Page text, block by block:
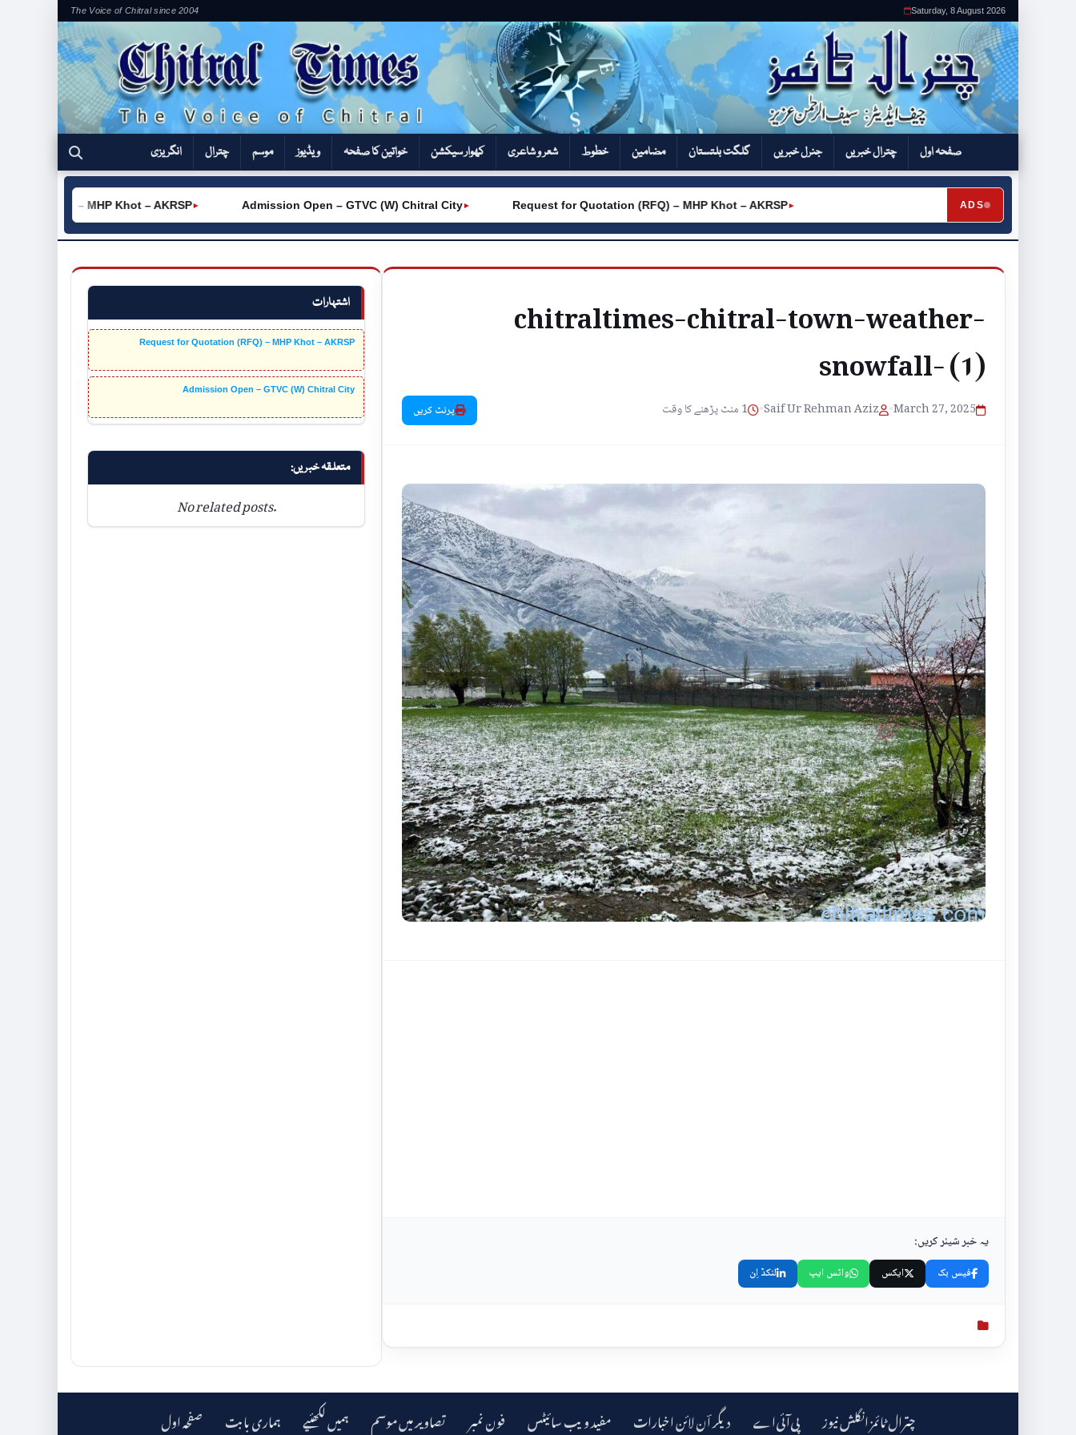
The Voice of Chitral since 2004 Saturday, 8 August 2026
صفحہ اول چترال خبریں جنرل خبریں گلگت بلتستان مضامین خطوط شعر و شاعری کھوار سیکشن‎ خواتین کا صفحہ ویڈیوز موسم چترال انگریزی
ADS
►
(RFQ) – MHP Khot – AKRSP ►
Request for Quotation (RFQ) – MHP Khot – AKRSP
►
Admission Open – GTVC (W) Chitral City
اشتہارات
Request for Quotation (RFQ) – MHP Khot – AKRSP
Admission Open – GTVC (W) Chitral City
متعلقہ خبریں:
No related posts.
chitraltimes-chitral-town-weather-
snowfall- (1)
March 27, 2025
•
Saif Ur Rehman Aziz
• 1 منٹ پڑھنے کا وقت پرنٹ کریں
یہ خبر شیئر کریں:
فیس بک ایکس واٹس ایپ لنکڈ اِن
صفحہ اول ہماری بابت ہمیں لکھئیے تصاویر میں موسم فون نمبر مفید ویب سائیٹس دیگر اؔن لائن اخبارات پی‌آئی‌اے‎ چترال ٹائمز انگلش نیوز